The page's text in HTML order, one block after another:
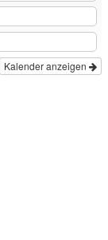
Kalender anzeigen